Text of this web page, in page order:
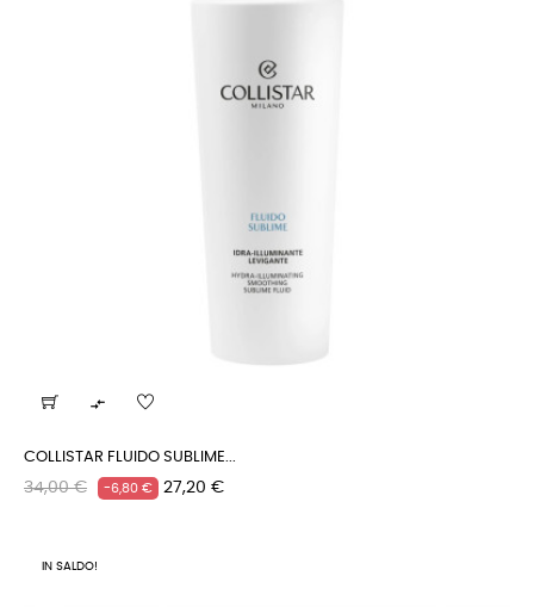

COLLISTAR FLUIDO SUBLIME...
Prezzo
34,00 € -6,80 € Prezzo
27,20 €
IN SALDO!